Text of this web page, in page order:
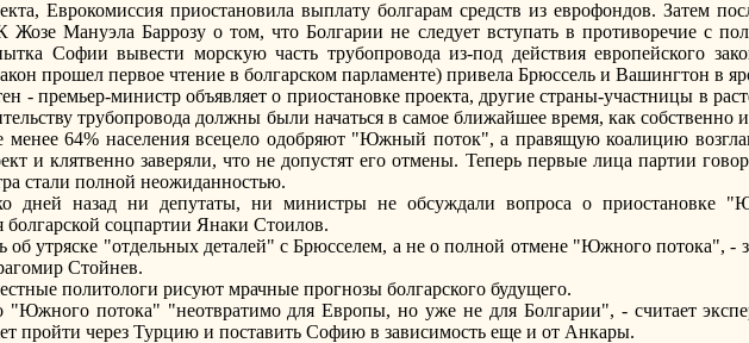
Еврокомиссия приостановила выплату болгарам средств из еврофондов. Затем
Жозе Мануэла Баррозу о том, что Болгарии не следует вступать в противоречие с
Софии вывести морскую часть трубопровода из-под действия европейского
прошел первое чтение в болгарском парламенте) привела Брюссель и Вашингтон в
- премьер-министр объявляет о приостановке проекта, другие страны-участницы в
трубопровода должны были начаться в самое ближайшее время, как собственно
менее 64% населения всецело одобряют "Южный поток", а правящую коалицию
и клятвенно заверяли, что не допустят его отмены. Теперь первые лица партии
стали полной неожиданностью.
дней назад ни депутаты, ни министры не обсуждали вопроса о приостановке
болгарской соцпартии Янаки Стоилов.
об утряске "отдельных деталей" с Брюсселем, а не о полной отмене "Южного потока", -
Стойнев.
политологи рисуют мрачные прогнозы болгарского будущего.
"Южного потока" "неотвратимо для Европы, но уже не для Болгарии", - считает
пройти через Турцию и поставить Софию в зависимость еще и от Анкары.